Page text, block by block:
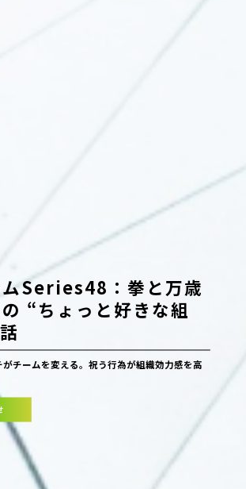
ムSeries48：拳と万歳
“ちょっと好きな組
チームを変える。祝う行為が組織効力感を高